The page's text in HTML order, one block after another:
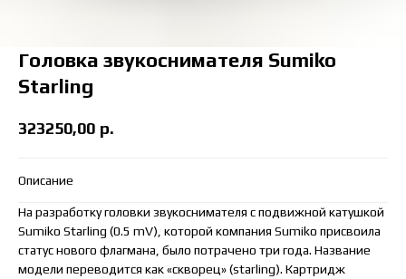
Головка звукоснимателя Sumiko
Starling
323250,00 р.
Описание
На разработку головки звукоснимателя с подвижной катушкой
Sumiko Starling (0.5 mV), которой компания Sumiko присвоила
статус нового флагмана, было потрачено три года. Название
модели переводится как «скворец» (starling). Картридж